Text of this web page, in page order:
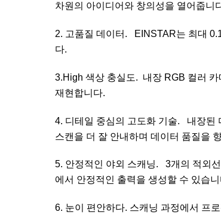
차원의 아이디어와 창의성을 열어줍니
2. 고품질 데이터. EINSTAR는 최대
다.
3.High 색상 충실도. 내장 RGB 컬러
재현합니다.
4. 디테일 중심의 고도화 기술. 내장된
스캔을 더 잘 안내하며 데이터 품질을
5. 안정적인 야외 스캐닝. 3개의 적외
에서 안정적인 출력을 생성할 수 있습니
6. 눈이 편안하다. 스캐닝 과정에서 프